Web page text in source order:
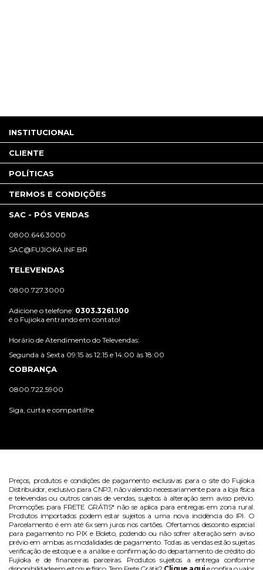
INSTITUCIONAL
CLIENTE
POLÍTICAS
TERMOS E CONDIÇÕES
SAC - PÓS VENDAS
0800.646.3000
SAC@FUJIOKA.INF.BR
TELEVENDAS
0800.727.3000
Adicione o telefone: 0303.3261.100
é o Fujioka entrando em contato!
Horário de Atendimento do Televendas:
Segunda à Sexta 09:15 às 12:15 e 14:00 às 18:00
COBRANÇA
0800.722.5900
Siga, curta e compartilhe
Preços, produtos e condições de pagamento exclusivas para o site do Fujioka
Distribuidor, exclusivo para CNPJ, não valendo necessariamente para a loja física
e televendas ou outros canais de vendas, sujeitos à alteração sem aviso prévio.
Promoções para FRETE GRÁTIS* não se aplica para entregas em zona rural.
Produtos importados podem estar sujeitos a uma nova incidência do IPI. O
Parcelamento é em até 6x sem juros nos cartões. Ofertamos desconto especial
para pagamento no PIX e Boleto, podendo ou não sofrer alteração sem aviso
prévio em ambas as modalidades de pagamento. Todas as vendas estão sujeitas
verificação de estoque e a análise e confirmação do departamento de crédito do
Fujioka e de financeiras parceiras. Produtos sujeitos a entrega conforme